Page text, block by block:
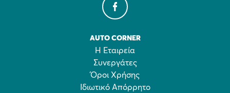
AUTO CORNER
Η Εταιρεία
Συνεργάτες
Όροι Χρήσης
Ιδιωτικό Απόρρητο